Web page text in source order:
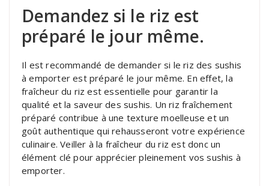
Demandez si le riz est
préparé le jour même.
Il est recommandé de demander si le riz des sushis
à emporter est préparé le jour même. En effet, la
fraîcheur du riz est essentielle pour garantir la
qualité et la saveur des sushis. Un riz fraîchement
préparé contribue à une texture moelleuse et un
goût authentique qui rehausseront votre expérience
culinaire. Veiller à la fraîcheur du riz est donc un
élément clé pour apprécier pleinement vos sushis à
emporter.